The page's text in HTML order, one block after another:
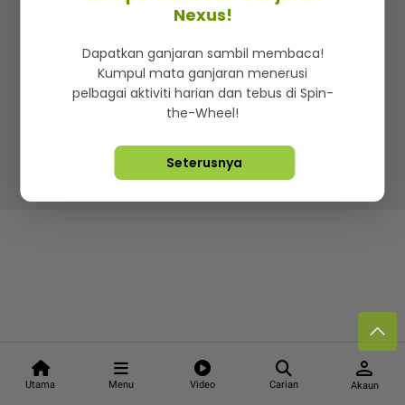
Utama Menu Video Carian
person
Akaun
Iklan di SMG360
Terma & Syarat Dasar Privasi
Lebih hot, viral dan sensasi
Hakcipta Terpelihara ©2026. Star Media Group Berhad
Nexus!
Dapatkan ganjaran sambil membaca!
Kumpul mata ganjaran menerusi
pelbagai aktiviti harian dan tebus di Spin-
the-Wheel!
Seterusnya